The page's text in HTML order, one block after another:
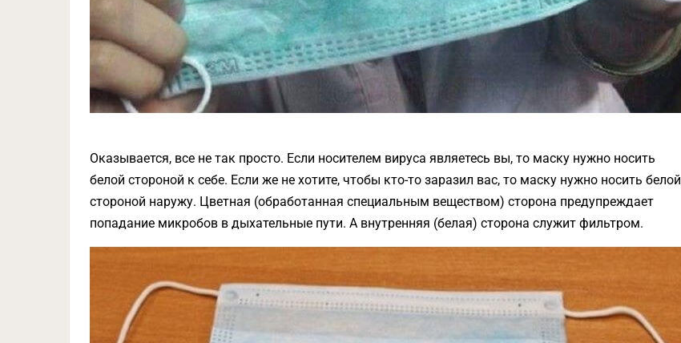
Оказывается, все не так просто. Если носителем вируса являетесь вы, то маску нужно носить
белой стороной к себе. Если же не хотите, чтобы кто-то заразил вас, то маску нужно носить белой
стороной наружу. Цветная (обработанная специальным веществом) сторона предупреждает
попадание микробов в дыхательные пути. А внутренняя (белая) сторона служит фильтром.